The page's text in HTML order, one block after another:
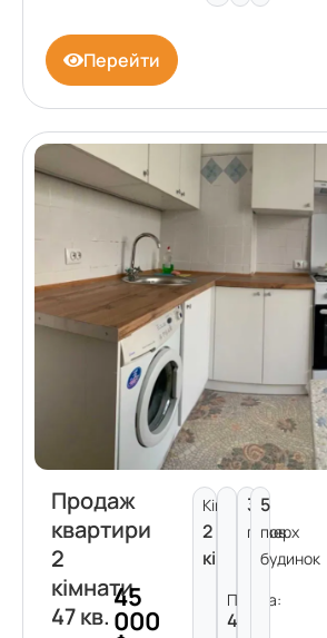
Перейти
Продаж
квартири
2
кімнати
47 кв.
45
000
Кімнат:
2
кімнати
Площа:
47
3
поверх
5
пов.
будинок